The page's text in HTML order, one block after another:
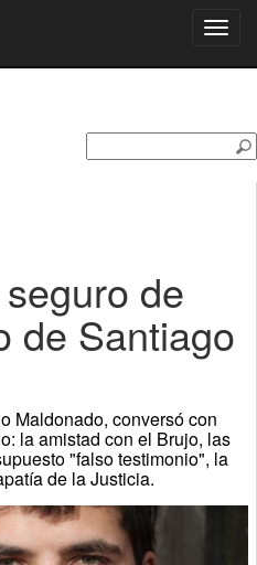
de
de Santiago
Maldonado, conversó con
la amistad con el Brujo, las
"falso testimonio", la
de la Justicia.